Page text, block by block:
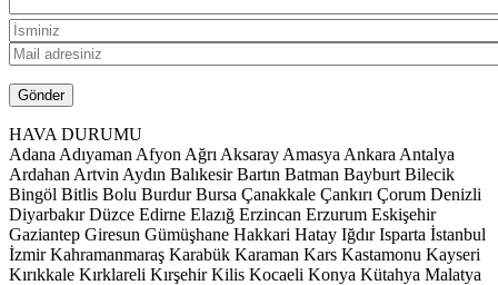
HAVA DURUMU
AdanaAdıyamanAfyonAğrıAksarayAmasyaAnkaraAntalya
ArdahanArtvinAydın Balıkesir Bartın Batman Bayburt Bilecik
Bingöl Bitlis Bolu Burdur Bursa Çanakkale Çankırı Çorum Denizli
Diyarbakır Düzce Edirne Elazığ Erzincan Erzurum Eskişehir
Gaziantep Giresun Gümüşhane Hakkari Hatay Iğdır Isparta İstanbul
İzmir Kahramanmaraş Karabük Karaman Kars Kastamonu Kayseri
Kırıkkale Kırklareli Kırşehir Kilis Kocaeli Konya Kütahya Malatya